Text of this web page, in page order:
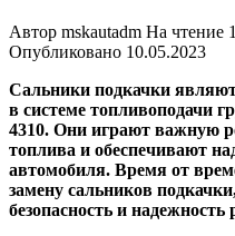
Автор mskautadm На чтение
Опубликовано 10.05.2023
Сальники подкачки
в системе топливоподачи
4310. Они играют важную
топлива и обеспечивают
автомобиля. Время от
замену сальников
безопасность и